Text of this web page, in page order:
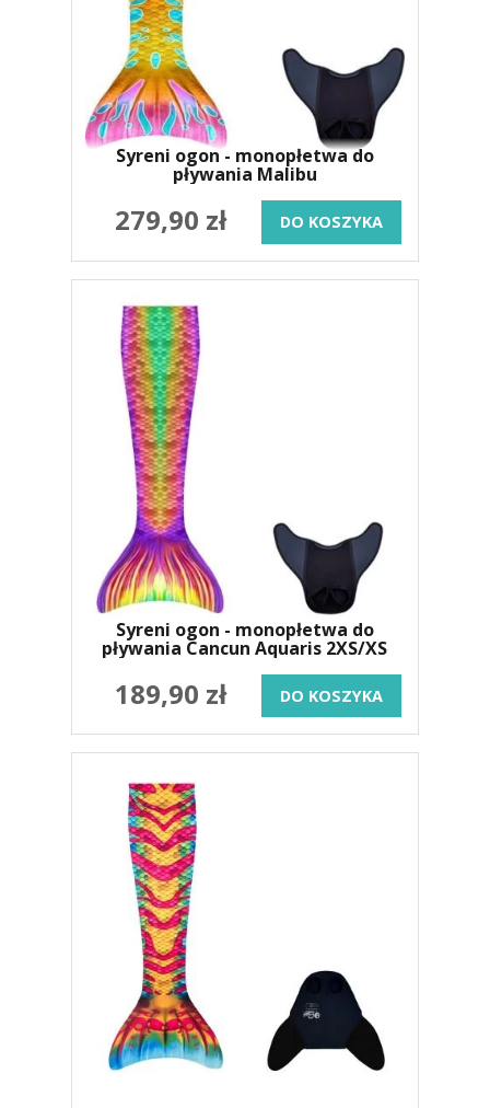
Syreni ogon - monopłetwa do
pływania Malibu
279,90 zł DO KOSZYKA
Syreni ogon - monopłetwa do
pływania Cancun Aquaris 2XS/XS
189,90 zł DO KOSZYKA